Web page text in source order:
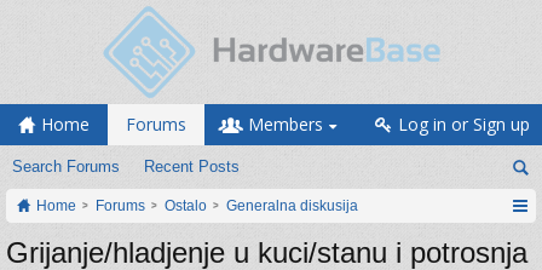
Home Forums
Search Forums Recent Posts
Members Log in or Sign up
Home Forums Ostalo Generalna diskusija
Grijanje/hladjenje u kuci/stanu i potrosnja